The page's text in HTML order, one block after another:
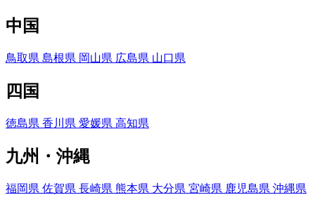
中国
鳥取県 島根県 岡山県 広島県 山口県
四国
徳島県 香川県 愛媛県 高知県
九州・沖縄
福岡県 佐賀県 長崎県 熊本県 大分県 宮崎県 鹿児島県 沖縄県